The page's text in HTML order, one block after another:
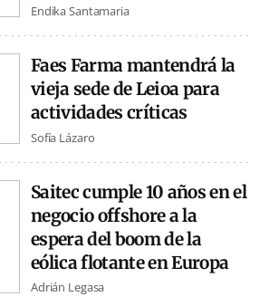
Endika Santamaria
Faes Farma mantendrá la
vieja sede de Leioa para
actividades críticas
Sofía Lázaro
Saitec cumple 10 años en el
negocio offshore a la
espera del boom de la
eólica flotante en Europa
Adrián Legasa